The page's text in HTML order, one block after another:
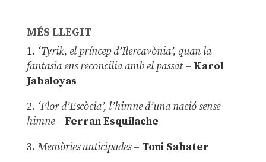
MÉS LLEGIT
1. ‘Tyrik, el príncep d’Ilercavònia’, quan la
fantasia ens reconcilia amb el passat– Karol
Jabaloyas
2. ‘Flor d’Escòcia’, l’himne d’una nació sense
himne– Ferran Esquilache
3. Memòries anticipades– Toni Sabater